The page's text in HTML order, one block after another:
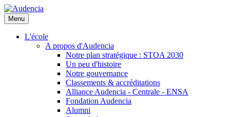
Aller
au
contenu
principal
Menu
L'école
A propos d'Audencia
Notre plan stratégique : STOA 2030
Un peu d'histoire
Notre gouvernance
Classements & accréditations
Alliance Audencia - Centrale - ENSA
Fondation Audencia
Alumni